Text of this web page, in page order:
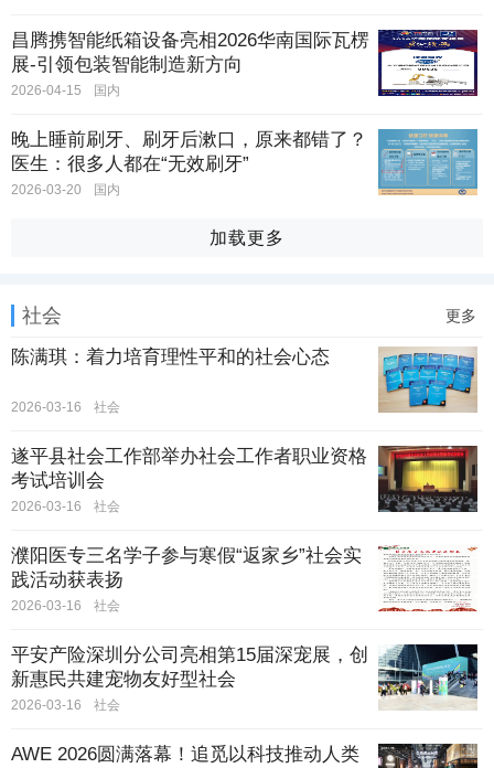
昌腾携智能纸箱设备亮相2026华南国际瓦楞
展-引领包装智能制造新方向
2026-04-15 国内
晚上睡前刷牙、刷牙后漱口，原来都错了？
医生：很多人都在“无效刷牙”
2026-03-20 国内
加载更多
社会 更多
陈满琪：着力培育理性平和的社会心态
2026-03-16 社会
遂平县社会工作部举办社会工作者职业资格
考试培训会
2026-03-16 社会
濮阳医专三名学子参与寒假“返家乡”社会实
践活动获表扬
2026-03-16 社会
平安产险深圳分公司亮相第15届深宠展，创
新惠民共建宠物友好型社会
2026-03-16 社会
AWE 2026圆满落幕！追觅以科技推动人类